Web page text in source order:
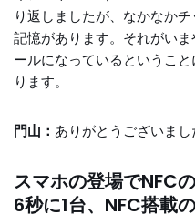
り返しましたが、なかなか
記憶があります。それがい
ールになっているというこ
ります。
門山： ありがとうございまし
スマホの登場でNFC
6秒に1台、NFC搭載